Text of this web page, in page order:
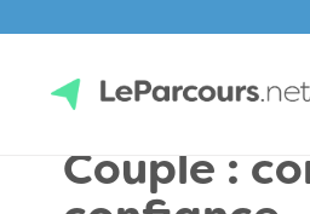
contentLeParcours.net
Couple :